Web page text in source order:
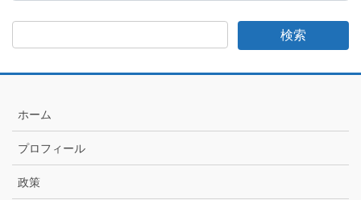
さ
月
カ
ブ
ホーム
プロフィール
政策